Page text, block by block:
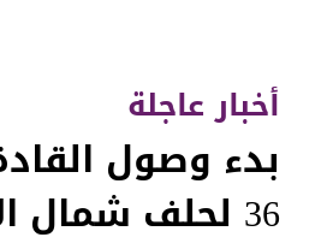
أخبار عاجلة
بدء وصول
36 لحلف شمال الأطلسي "الناتو"